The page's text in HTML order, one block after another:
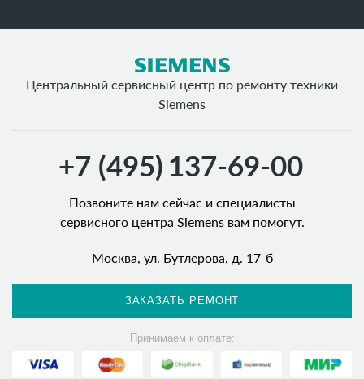
Центральный сервисный центр по ремонту техники
Siemens
+7 (495) 137-69-00
Позвоните нам сейчас и специалисты
сервисного центра Siemens вам помогут.
Москва, ул. Бутлерова, д. 17-б
ЗАКАЗАТЬ РЕМОНТ
Принимаем к оплате: